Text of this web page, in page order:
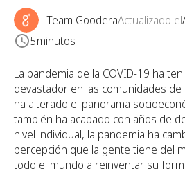
Team GooderaActualizado el
5minutos
La pandemia de la COVID-19 ha
devastador en las comunidades
ha alterado el panorama
también ha acabado con años de
nivel individual, la pandemia ha
percepción que la gente tiene del
todo el mundo a reinventar su